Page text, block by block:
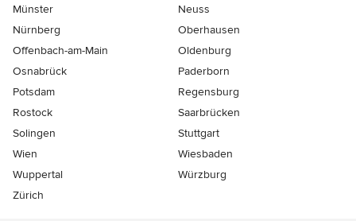
Münster
Neuss
Nürnberg
Oberhausen
Offenbach-am-Main
Oldenburg
Osnabrück
Paderborn
Potsdam
Regensburg
Rostock
Saarbrücken
Solingen
Stuttgart
Wien
Wiesbaden
Wuppertal
Würzburg
Zürich